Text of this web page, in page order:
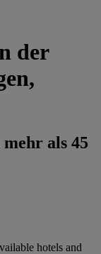
der
als 45
hotels and